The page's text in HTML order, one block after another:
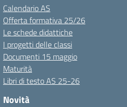
Calendario AS
Offerta formativa 25/26
Le schede didattiche
I progetti delle classi
Documenti 15 maggio
Maturità
Libri di testo AS 25-26
Novità